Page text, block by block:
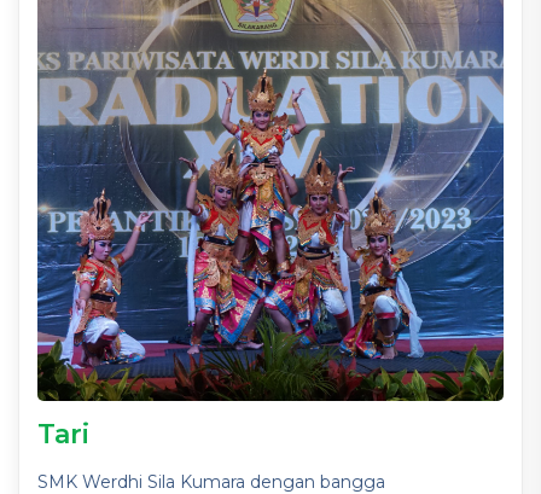
Tari
SMK Werdhi Sila Kumara dengan bangga